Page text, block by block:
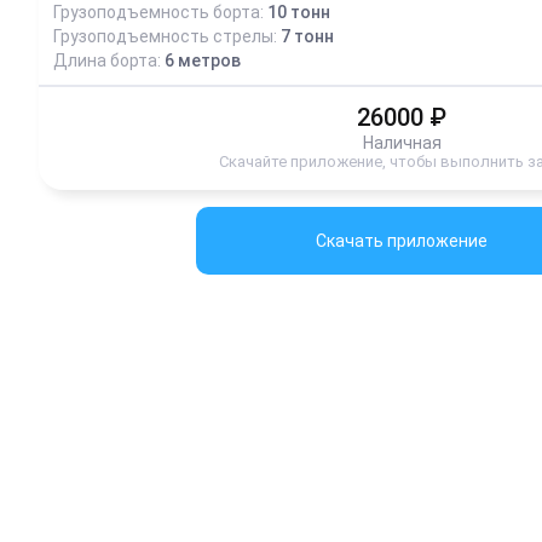
Грузоподъемность борта: 10 тонн
Грузоподъемность стрелы: 7 тонн
Длина борта: 6 метров
26000 ₽
Наличная
Скачайте приложение, чтобы выполнить
Скачать приложение